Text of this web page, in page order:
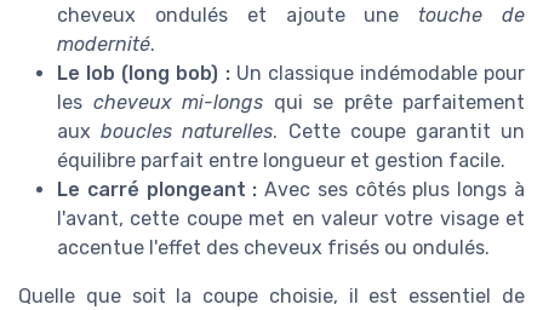
cheveux ondulés et ajoute une touche de
modernité.
Le lob (long bob) : Un classique indémodable pour
les cheveux mi-longs qui se prête parfaitement
auxboucles naturelles. Cette coupe garantit un
équilibre parfait entre longueur et gestion facile.
Le carré plongeant :Avec ses côtés plus longs à
l'avant, cette coupe met en valeur votre visage et
accentue l'effet des cheveux frisés ou ondulés.
Quelle que soit la coupe choisie, il est essentiel de